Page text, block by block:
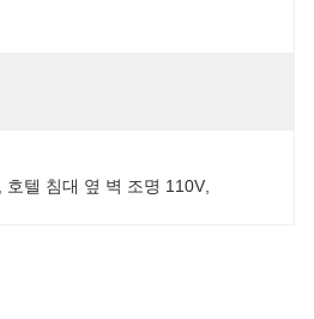
호텔 침대 옆 벽 조명 110V